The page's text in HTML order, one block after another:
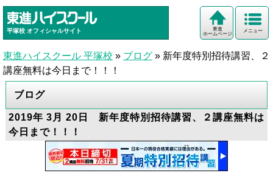
平塚校 オフィシャルサイト メニュー
東進
ホームページ
東進ハイスクール 平塚校 » ブログ » 新年度特別招待講習、２
講座無料は今日まで！！！
ブログ
2019年 3月 20日 新年度特別招待講習、２講座無料は
今日まで！！！